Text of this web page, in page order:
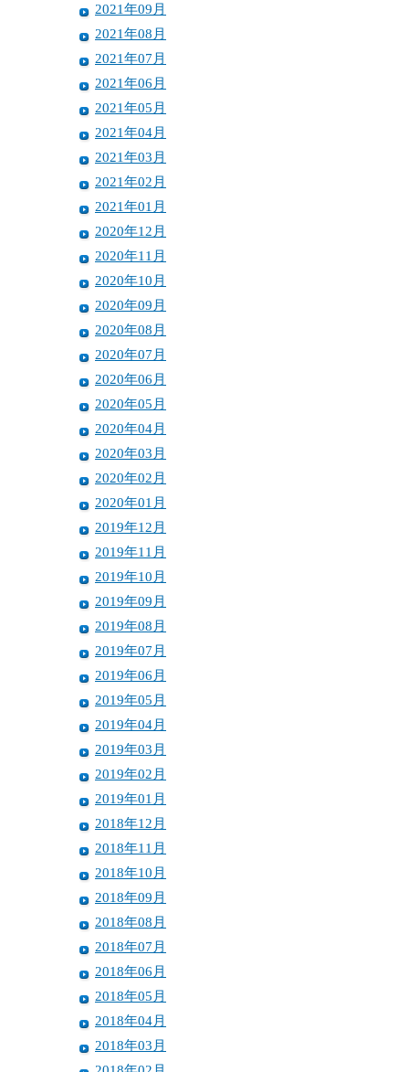
2021年09月
2021年08月
2021年07月
2021年06月
2021年05月
2021年04月
2021年03月
2021年02月
2021年01月
2020年12月
2020年11月
2020年10月
2020年09月
2020年08月
2020年07月
2020年06月
2020年05月
2020年04月
2020年03月
2020年02月
2020年01月
2019年12月
2019年11月
2019年10月
2019年09月
2019年08月
2019年07月
2019年06月
2019年05月
2019年04月
2019年03月
2019年02月
2019年01月
2018年12月
2018年11月
2018年10月
2018年09月
2018年08月
2018年07月
2018年06月
2018年05月
2018年04月
2018年03月